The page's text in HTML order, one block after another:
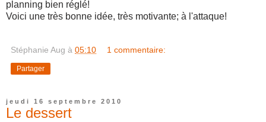
planning bien réglé!
Voici une très bonne idée, très motivante; à l'attaque!
Stéphanie Aug à 05:10 1 commentaire:
Partager
jeudi 16 septembre 2010
Le dessert